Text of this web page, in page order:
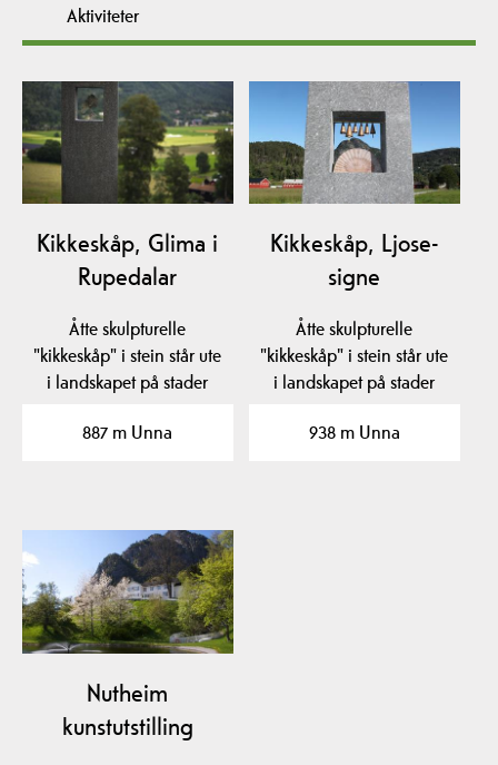
Aktiviteter
Kikkeskåp, Glima i
Rupedalar
Åtte skulpturelle
"kikkeskåp" i stein står ute
i landskapet på stader
887 m Unna
Kikkeskåp, Ljose-
signe
Åtte skulpturelle
"kikkeskåp" i stein står ute
i landskapet på stader
938 m Unna
Nutheim
kunstutstilling